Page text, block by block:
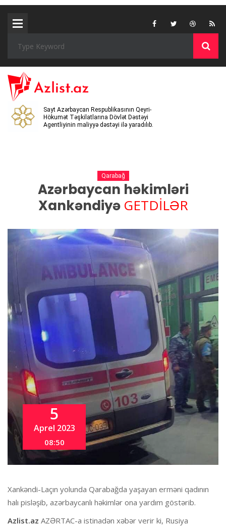
Sayt Azərbaycan Respublikasının Qeyri-
Hökumət Təşkilatlarına Dövlət Dəstəyi
Agentliyinin maliyyə dəstəyi ilə yaradılıb.
Qarabağ
Azərbaycan həkimləri
Xankəndiyə GETDİLƏR
5
Aprel 2023
08:50
Xankəndi-Laçın yolunda Qarabağda yaşayan erməni qadının
halı pisləşib, azərbaycanlı həkimlər ona yardım göstərib.
Azlist.az AZƏRTAC-a istinadən xəbər verir ki, Rusiya